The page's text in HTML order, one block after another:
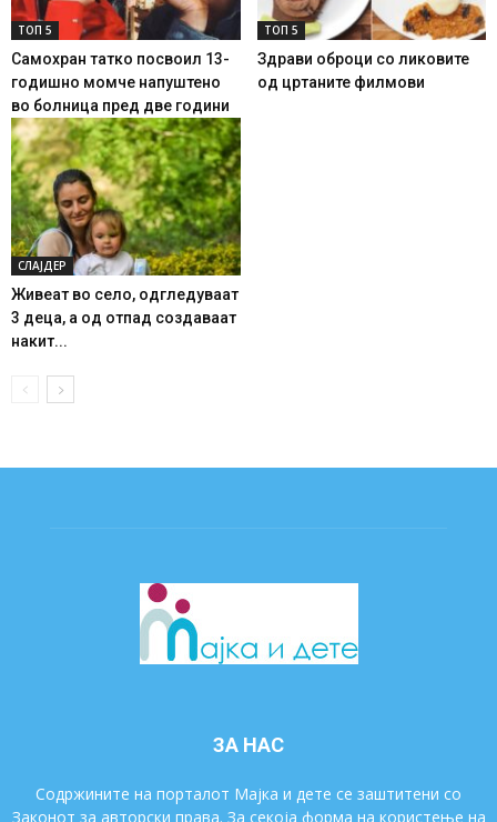
ТОП 5
Самохран татко посвоил 13-
годишно момче напуштено
во болница пред две години
ТОП 5
Здрави оброци со ликовите
од цртаните филмови
СЛАЈДЕР
Живеат во село, одгледуваат
3 деца, а од отпад создаваат
накит...
ЗА НАС
Содржините на порталот Мајка и дете се заштитени со
Законот за авторски права. За секоја форма на користење на